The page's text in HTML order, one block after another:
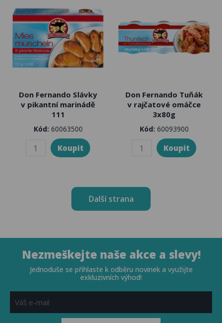
Don Fernando Slávky
v pikantní marinádě
111
Kód: 60063500
Don Fernando Tuňák
v rajčatové omáčce
3x80g
Kód: 60093900
Další strana
Nezmeškejte naše akce a slevy!
Jednoduše se přihlaste k odběru novinek a využijte
exkluzivních výhod!